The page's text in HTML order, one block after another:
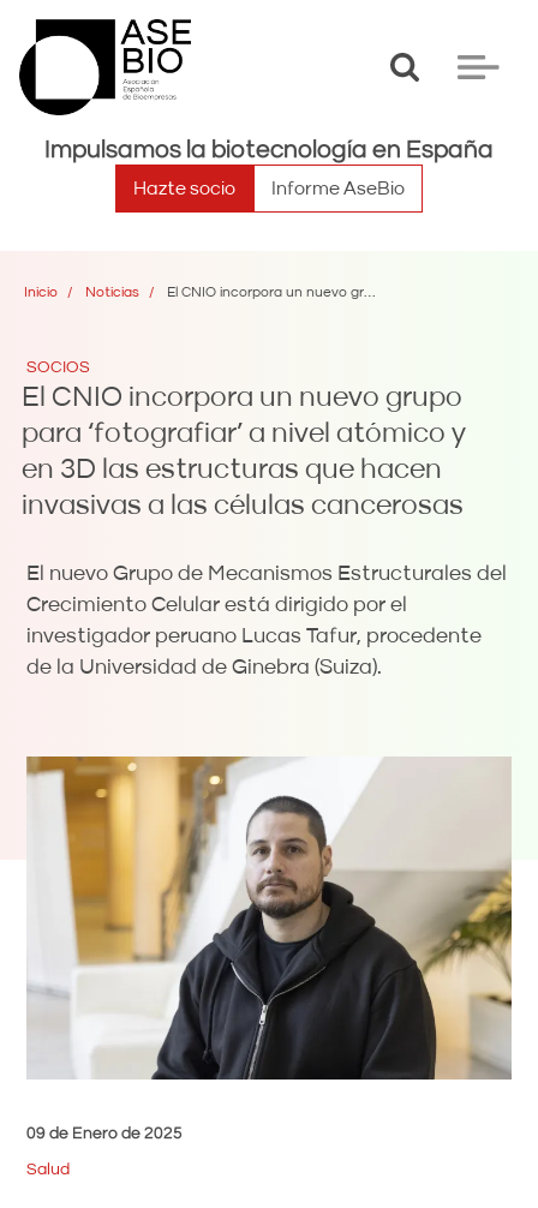
Toggle
Toggle
Impulsamos la biotecnología en España
Hazte socio Informe AseBio
Inicio Noticias El CNIO incorpora un nuevo grupo para ‘fotografiar’ a nivel atómico y en 3D las estructuras que hacen invasivas a las células cancerosas
SOCIOS
El CNIO incorpora un nuevo grupo
para ‘fotografiar’ a nivel atómico y
en 3D las estructuras que hacen
invasivas a las células cancerosas
El nuevo Grupo de Mecanismos Estructurales del
Crecimiento Celular está dirigido por el
investigador peruano Lucas Tafur, procedente
de la Universidad de Ginebra (Suiza).
09 de Enero de 2025
Salud